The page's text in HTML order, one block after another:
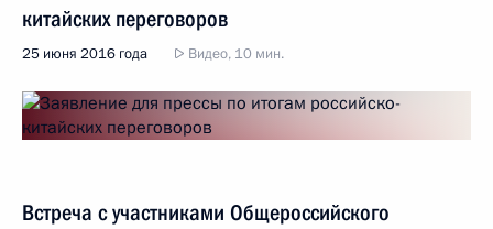
китайских переговоров
25 июня 2016 года Видео, 10 мин.
Встреча с участниками Общероссийского